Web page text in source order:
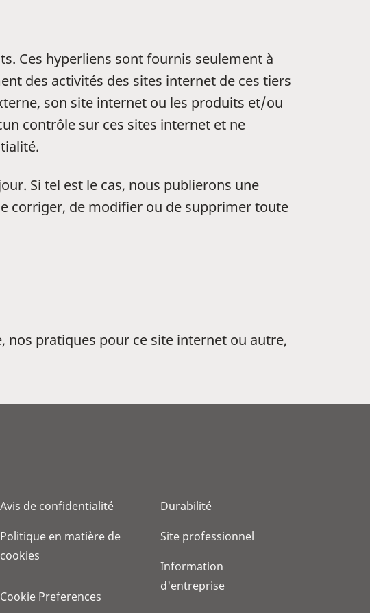
Ces hyperliens sont fournis seulement à
des activités des sites internet de ces tiers
son site internet ou les produits et/ou
contrôle sur ces sites internet et ne
Si tel est le cas, nous publierons une
corriger, de modifier ou de supprimer toute
nos pratiques pour ce site internet ou autre,
Avis de confidentialité
Politique en matière de
cookies
Cookie Preferences
Durabilité
Site professionnel
Information
d'entreprise